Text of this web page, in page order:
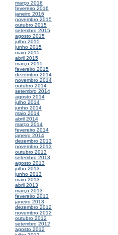
março 2016
fevereiro 2016
janeiro 2016
novembro 2015
outubro 2015
setembro 2015
agosto 2015
julho 2015
junho 2015
maio 2015
abril 2015
março 2015
fevereiro 2015
dezembro 2014
novembro 2014
outubro 2014
setembro 2014
agosto 2014
julho 2014
junho 2014
maio 2014
abril 2014
março 2014
fevereiro 2014
janeiro 2014
dezembro 2013
novembro 2013
outubro 2013
setembro 2013
agosto 2013
julho 2013
junho 2013
maio 2013
abril 2013
março 2013
fevereiro 2013
janeiro 2013
dezembro 2012
novembro 2012
outubro 2012
setembro 2012
agosto 2012